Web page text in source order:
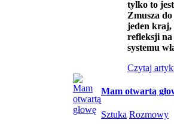
tylko to
Zmusza
jeden
refleksji
systemu
Czytaj
Mam otwartą
Sztuka Rozmowy